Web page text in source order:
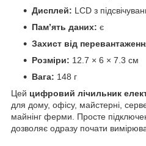
Дисплей: LCD з
Пам’ять даних: є
Захист від
Розміри: 12.7 × 6 × 7.3 см
Вага: 148 г
Цей цифровий лічильник
для дому, офісу, майстерні,
майнінг ферми. Просте
дозволяє одразу почати